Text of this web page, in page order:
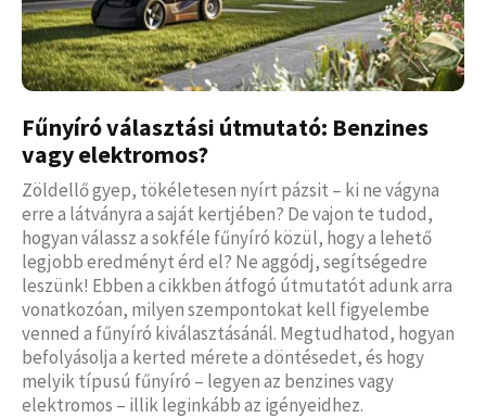
Fűnyíró választási útmutató: Benzines
vagy elektromos?
Zöldellő gyep, tökéletesen nyírt pázsit – ki ne vágyna
erre a látványra a saját kertjében? De vajon te tudod,
hogyan válassz a sokféle fűnyíró közül, hogy a lehető
legjobb eredményt érd el? Ne aggódj, segítségedre
leszünk! Ebben a cikkben átfogó útmutatót adunk arra
vonatkozóan, milyen szempontokat kell figyelembe
venned a fűnyíró kiválasztásánál. Megtudhatod, hogyan
befolyásolja a kerted mérete a döntésedet, és hogy
melyik típusú fűnyíró – legyen az benzines vagy
elektromos – illik leginkább az igényeidhez.